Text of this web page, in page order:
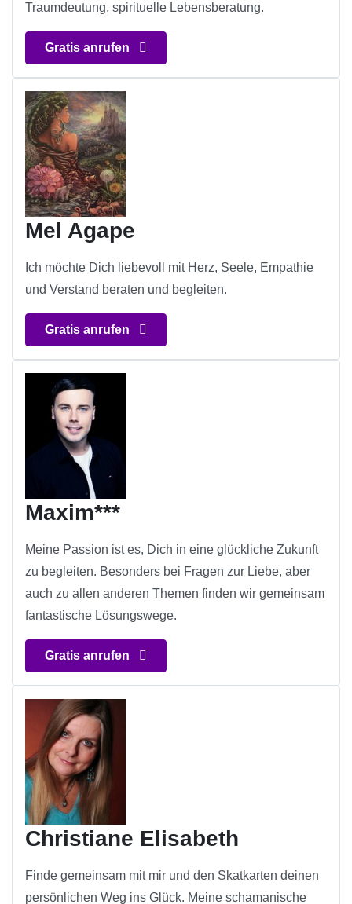
Traumdeutung, spirituelle Lebensberatung.
Gratis anrufen
Mel Agape
Ich möchte Dich liebevoll mit Herz, Seele, Empathie
und Verstand beraten und begleiten.
Gratis anrufen
Maxim***
Meine Passion ist es, Dich in eine glückliche Zukunft
zu begleiten. Besonders bei Fragen zur Liebe, aber
auch zu allen anderen Themen finden wir gemeinsam
fantastische Lösungswege.
Gratis anrufen
Christiane Elisabeth
Finde gemeinsam mit mir und den Skatkarten deinen
persönlichen Weg ins Glück. Meine schamanische